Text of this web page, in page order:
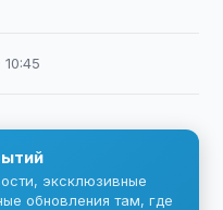
10:45
эксклюзивные
обновления там, где